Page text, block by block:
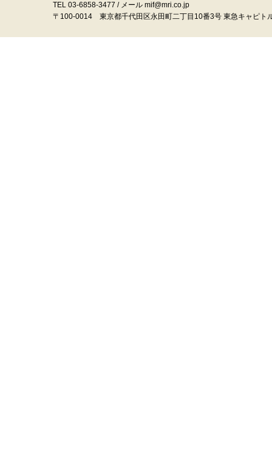
TEL 03-6858-3477 / メール mif@mri.co.jp
〒100‐0014 東京都千代田区永田町二丁目10番3号 東急キャピト